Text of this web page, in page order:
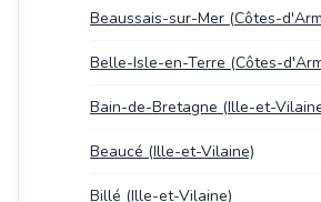
Beaussais-sur-Mer (Côtes-
Belle-Isle-en-Terre (Côtes-
Bain-de-Bretagne (Ille-et-
Beaucé (Ille-et-Vilaine)
Billé (Ille-et-Vilaine)